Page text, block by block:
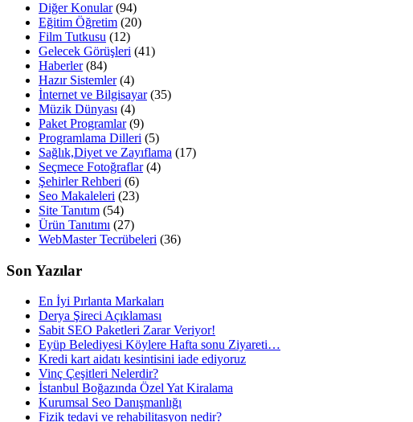
Diğer Konular(94)
Eğitim Öğretim (20)
Film Tutkusu (12)
Gelecek Görüşleri (41)
Haberler(84)
Hazır Sistemler(4)
İnternet ve Bilgisayar(35)
Müzik Dünyası (4)
Paket Programlar(9)
Programlama Dilleri (5)
Sağlık,Diyet ve Zayıflama (17)
Seçmece Fotoğraflar(4)
Şehirler Rehberi (6)
Seo Makaleleri (23)
Site Tanıtım (54)
Ürün Tanıtımı (27)
WebMaster Tecrübeleri (36)
Son Yazılar
En İyi Pırlanta Markaları
Derya Şireci Açıklaması
Sabit SEO Paketleri Zarar Veriyor!
Eyüp Belediyesi Köylere Hafta sonu Ziyareti…
Kredi kart aidatı kesintisini iade ediyoruz
Vinç Çeşitleri Nelerdir?
İstanbul Boğazında Özel Yat Kiralama
Kurumsal Seo Danışmanlığı
Fizik tedavi ve rehabilitasyon nedir?